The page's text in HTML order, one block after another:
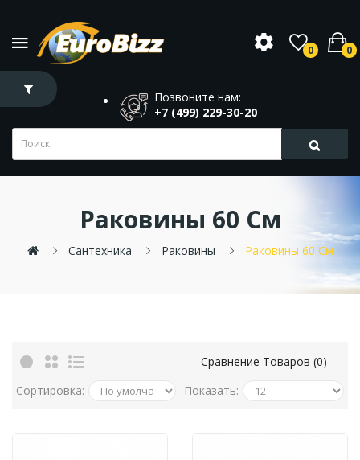
0 0
Позвоните нам:
+7 (499) 229-30-20
Раковины 60 См
Сантехника Раковины Раковины 60 См
Сравнение Товаров (0)
Сортировка:
Показать: